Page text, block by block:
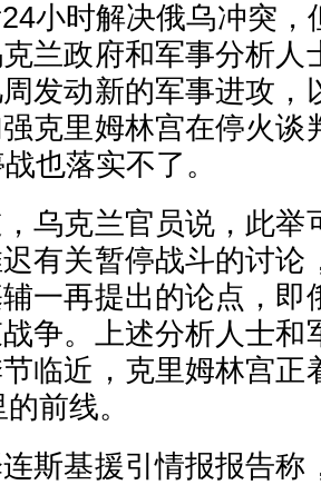
小时解决俄乌冲突
兰政府和军事分析人
发动新的军事进攻，
克里姆林宫在停火谈
也落实不了。
乌克兰官员说，此举
有关暂停战斗的讨论
一再提出的论点，即
争。上述分析人士和
临近，克里姆林宫正
前线。
斯基援引情报报告称